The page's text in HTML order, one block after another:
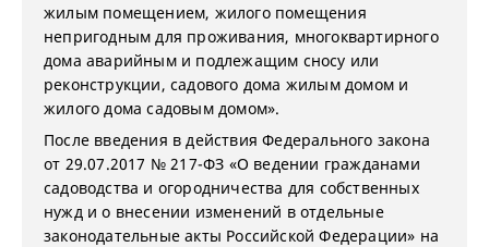
жилым помещением, жилого помещения
непригодным для проживания, многоквартирного
дома аварийным и подлежащим сносу или
реконструкции, садового дома жилым домом и
жилого дома садовым домом».
После введения в действия Федерального закона
от 29.07.2017 № 217-ФЗ «О ведении гражданами
садоводства и огородничества для собственных
нужд и о внесении изменений в отдельные
законодательные акты Российской Федерации» на